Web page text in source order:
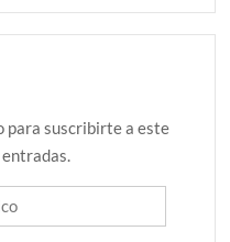
para suscribirte a este